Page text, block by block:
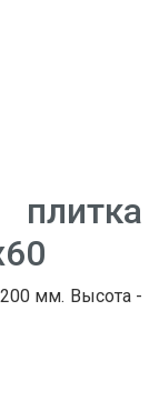
мм. Высота -